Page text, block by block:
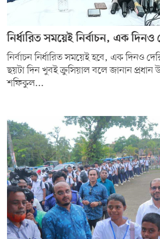
নির্ধারিত সময়েই নির্বাচন, এক দিনও
নির্বাচন নির্ধারিত সময়েই হবে, এক দিনও
ছয়টা দিন খুবই ক্রুসিয়াল বলে জানান প্রধান
শফিকুল...